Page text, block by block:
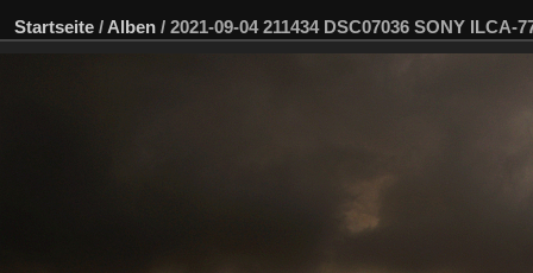
Startseite / Alben / 2021-09-04 211434 DSC07036 SONY ILCA-